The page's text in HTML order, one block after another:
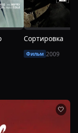
Сортировка
Фильм 2009
🤍